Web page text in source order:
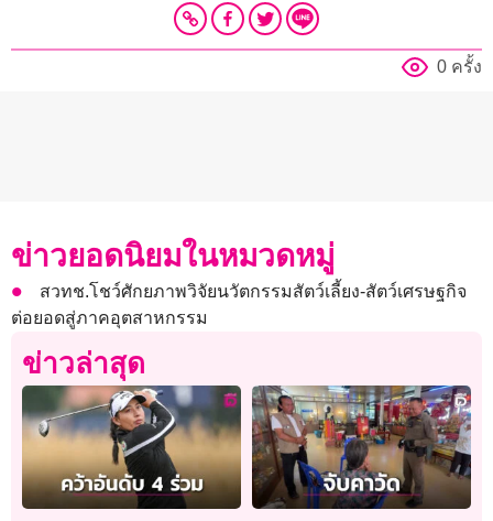
0 ครั้ง
ข่าวยอดนิยมในหมวดหมู่
สวทช.โชว์ศักยภาพวิจัยนวัตกรรมสัตว์เลี้ยง-สัตว์เศรษฐกิจ
ต่อยอดสู่ภาคอุตสาหกรรม
ข่าวล่าสุด